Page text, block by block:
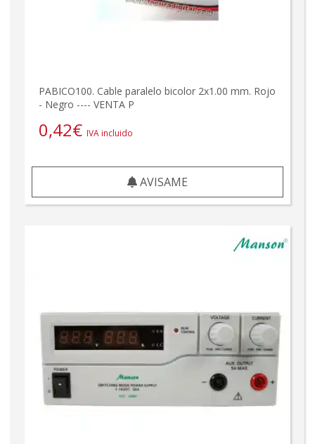
PABICO100. Cable paralelo bicolor 2x1.00 mm. Rojo
- Negro ---- VENTA P
0,42€ IVA incluido
AVISAME